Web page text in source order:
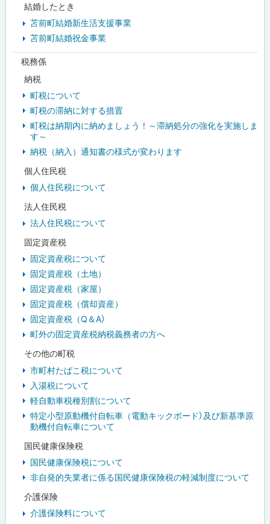
結婚したとき
苫前町結婚新生活支援事業
苫前町結婚祝金事業
税務係
納税
町税について
町税の滞納に対する措置
町税は納期内に納めましょう！～滞納処分の強化を実施しま
す～
納税（納入）通知書の様式が変わります
個人住民税
個人住民税について
法人住民税
法人住民税について
固定資産税
固定資産税について
固定資産税（土地）
固定資産税（家屋）
固定資産税（償却資産）
固定資産税（Q＆A）
町外の固定資産税納税義務者の方へ
その他の町税
市町村たばこ税について
入湯税について
軽自動車税種別割について
特定小型原動機付自転車（電動キックボード）及び新基準原
動機付自転車について
国民健康保険税
国民健康保険税について
非自発的失業者に係る国民健康保険税の軽減制度について
介護保険
介護保険料について